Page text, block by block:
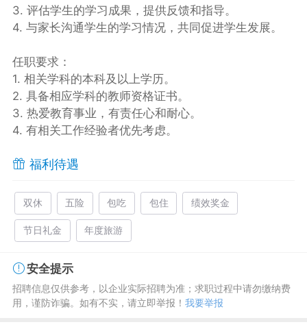
3. 评估学生的学习成果，提供反馈和指导。
4. 与家长沟通学生的学习情况，共同促进学生发展。
任职要求：
1. 相关学科的本科及以上学历。
2. 具备相应学科的教师资格证书。
3. 热爱教育事业，有责任心和耐心。
4. 有相关工作经验者优先考虑。
福利待遇
双休 五险 包吃 包住 绩效奖金
节日礼金 年度旅游
安全提示
招聘信息仅供参考，以企业实际招聘为准；求职过程中请勿缴纳费
用，谨防诈骗。如有不实，请立即举报！ 我要举报